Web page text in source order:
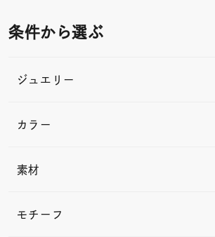
条件から選ぶ
ジュエリー
カラー
素材
モチーフ